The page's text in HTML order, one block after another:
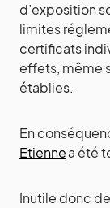
d’exposition
limites
certificats
effets, même
établies.
En
Etiennea été
Inutile donc